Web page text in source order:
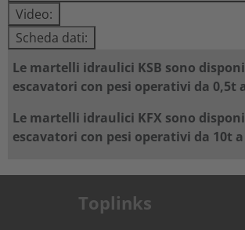
Video:
Scheda dati:
Le martelli idraulici KSB sono
escavatori con pesi operativi da 0,5t
Le martelli idraulici KFX sono
escavatori con pesi operativi da 10t
Toplinks